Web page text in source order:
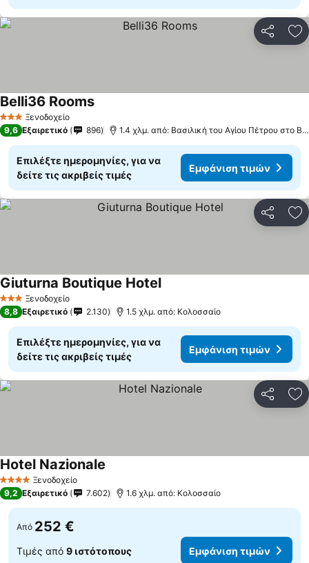
3 ΑστέριαΞενοδοχείο
Belli36 RoomsΕμφάνιση τιμών
9,6 Εξαιρετικό 896 1.4 χλμ. από: Βασιλική του Αγίου Πέτρου στο
Επιλέξτε ημερομηνίες, για να
δείτε τις ακριβείς τιμές
Εμφάνιση τιμών
3 ΑστέριαΞενοδοχείο
Giuturna Boutique HotelΕμφάνιση τιμών
8,8 Εξαιρετικό 2.130 1.5 χλμ. από: Κολοσσαίο
Επιλέξτε ημερομηνίες, για να
δείτε τις ακριβείς τιμές
Εμφάνιση τιμών
4 ΑστέριαΞενοδοχείο
Hotel Nazionale
9,2 Εξαιρετικό 7.602 1.6 χλμ. από: Κολοσσαίο
Από 252 €
Τιμές από 9 ιστότοπους Εμφάνιση τιμών